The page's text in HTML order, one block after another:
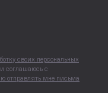
своих персональных
и соглашаюсь с
отправлять мне письма